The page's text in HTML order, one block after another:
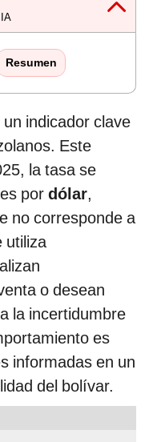
Resumen
un indicador clave
Este
la tasa se
por dólar,
no corresponde a
utiliza
o desean
la incertidumbre
es
informadas en un
del bolívar.